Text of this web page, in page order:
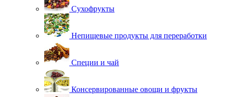
Сухофрукты
Непищевые продукты для переработки
Специи и чай
Консервированные овощи и фрукты